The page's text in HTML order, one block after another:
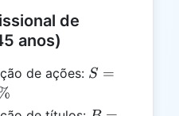
de
anos)
de ações: S =
45 =
S =